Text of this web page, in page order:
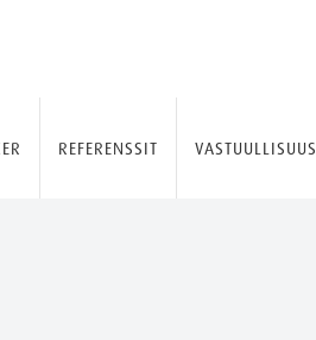
REFERENSSIT VASTUULLISUUS